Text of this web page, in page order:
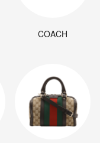
COACH